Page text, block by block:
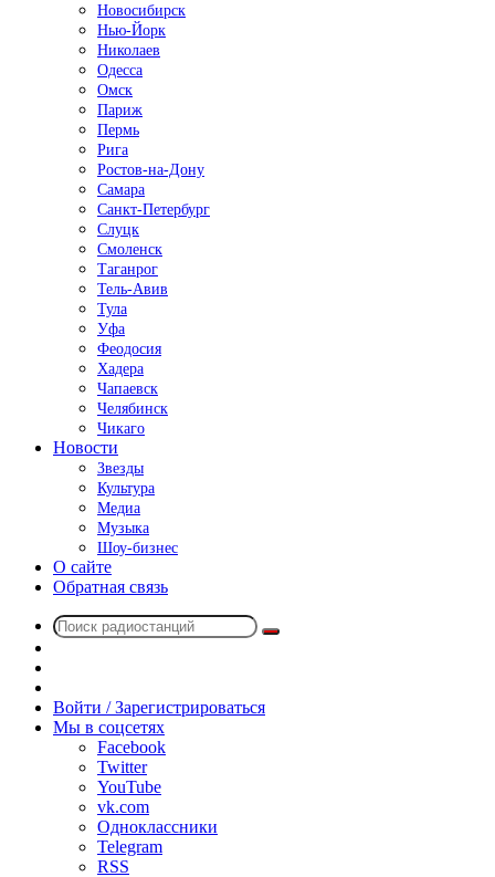
Новосибирск
Нью-Йорк
Николаев
Одесса
Омск
Париж
Пермь
Рига
Ростов-на-Дону
Самара
Санкт-Петербург
Слуцк
Смоленск
Таганрог
Тель-Авив
Тула
Уфа
Феодосия
Хадера
Чапаевск
Челябинск
Чикаго
Новости
Звезды
Культура
Медиа
Музыка
Шоу-бизнес
О сайте
Обратная связь
Поиск
радио
Войти / Зарегистрироваться
Мы в соцсетях
Facebook
Twitter
YouTube
vk.com
Одноклассники
Telegram
RSS